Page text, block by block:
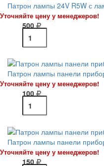
Патрон лампы 24V R5W с
Уточняйте цену у менеджеров!
500
Патрон лампы панели
Уточняйте цену у менеджеров!
100
Патрон лампы панели
Уточняйте цену у менеджеров!
150